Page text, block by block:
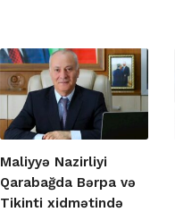
Maliyyə Nazirliyi
Qarabağda Bərpa və
Tikinti xidmətində